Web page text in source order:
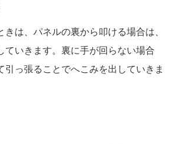
きは、パネルの裏から叩ける場合は、
ていきます。裏に手が回らない場合
引っ張ることでへこみを出していきま